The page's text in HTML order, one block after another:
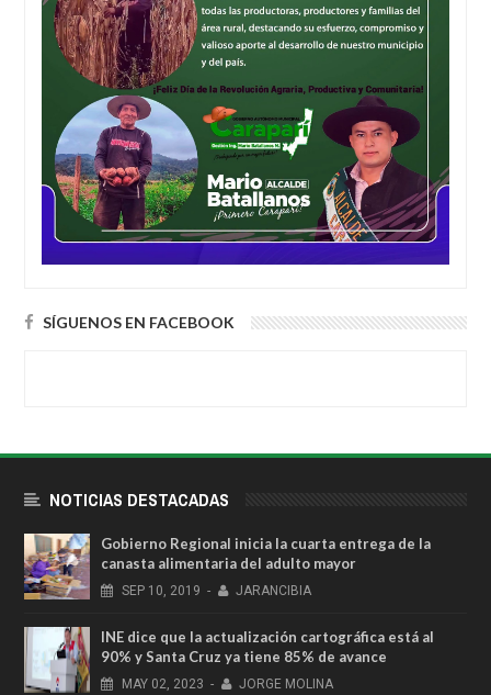
SÍGUENOS EN FACEBOOK
NOTICIAS DESTACADAS
Gobierno Regional inicia la cuarta entrega de la
canasta alimentaria del adulto mayor
SEP 10, 2019 - JARANCIBIA
INE dice que la actualización cartográfica está al
90% y Santa Cruz ya tiene 85% de avance
MAY 02, 2023 - JORGE MOLINA